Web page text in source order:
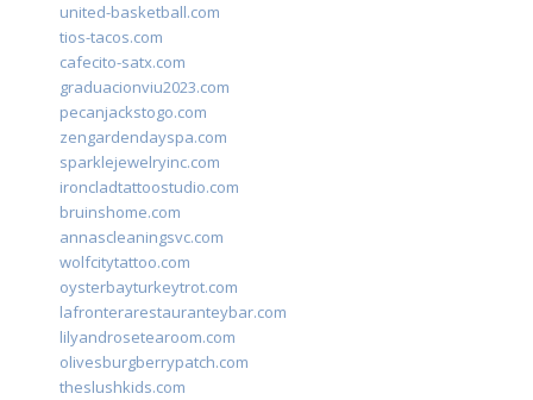
united-basketball.com
tios-tacos.com
cafecito-satx.com
graduacionviu2023.com
pecanjackstogo.com
zengardendayspa.com
sparklejewelryinc.com
ironcladtattoostudio.com
bruinshome.com
annascleaningsvc.com
wolfcitytattoo.com
oysterbayturkeytrot.com
lafronterarestauranteybar.com
lilyandrosetearoom.com
olivesburgberrypatch.com
theslushkids.com